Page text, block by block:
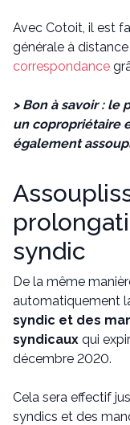
Avec Cotoit, il est
générale à
correspondance
> Bon à savoir :
un copropriétaire
également
syndic
De la même
automatiquement
syndic et des
syndicaux qui
décembre 2020.
Cela sera effectif
syndics et des